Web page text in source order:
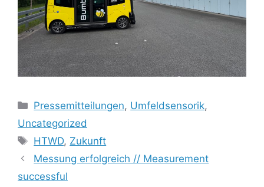
Kategorien
Pressemitteilungen, Umfeldsensorik,
Uncategorized
Schlagwörter
HTWD, Zukunft
Messung erfolgreich // Measurement
successful